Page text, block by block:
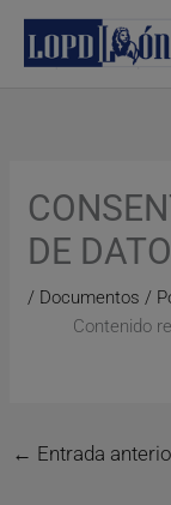
DE
/ Documentos /
Contenido
← Entrada